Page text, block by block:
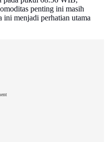
penting ini masih
menjadi perhatian utama